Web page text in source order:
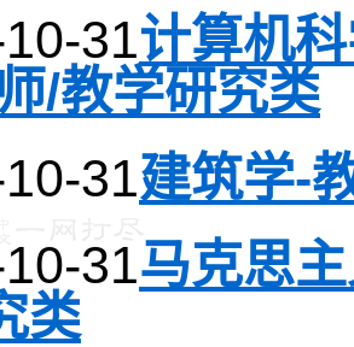
31计算机
/教学研究类
31建筑学-
31马克思
类